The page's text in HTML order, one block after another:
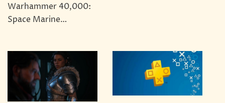
Warhammer 40,000:
Space Marine…